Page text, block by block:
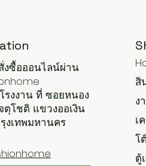
งซื้อออนไลน์ผ่าน
รงงาน ที่ ซอยหนอง
ตุโชติ แขวงออเงิน
งเทพมหานคร
สิ
ง
เ
โ
ตู้